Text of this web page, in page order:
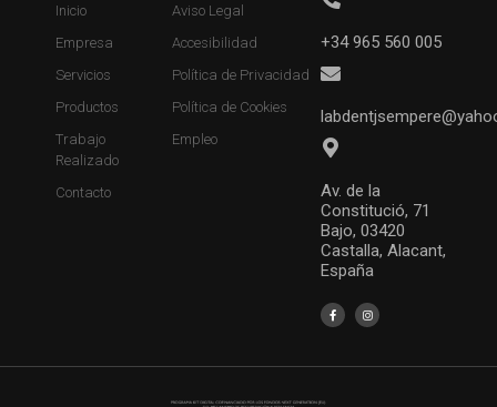
Inicio
Empresa
Servicios
Productos
Trabajo
Realizado
Contacto
Aviso Legal
Accesibilidad
Política de Privacidad
Política de Cookies
Empleo
+34 965 560 005
Av. de la
Constitució, 71
Bajo, 03420
Castalla, Alacant,
España